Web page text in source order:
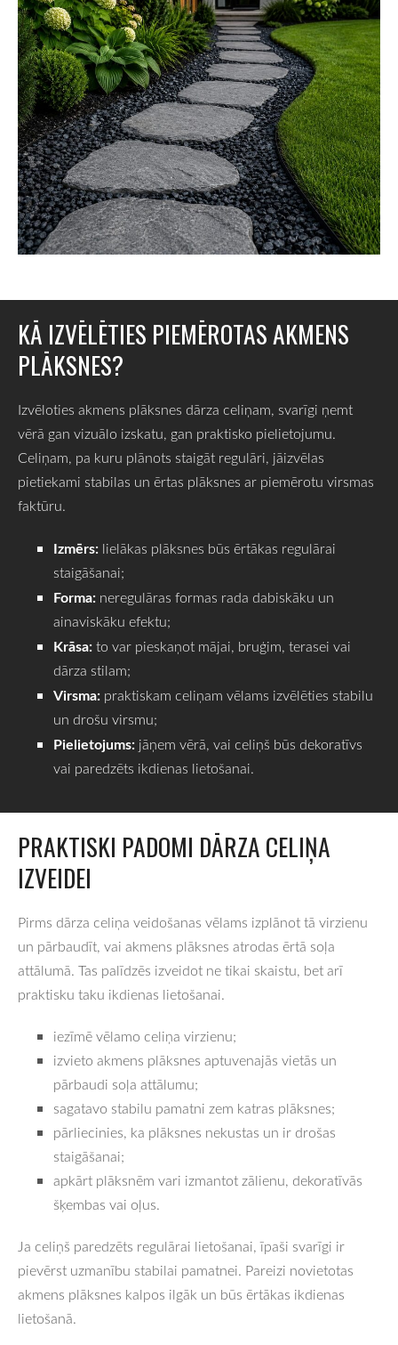
KĀ IZVĒLĒTIES PIEMĒROTAS AKMENS
PLĀKSNES?
Izvēloties akmens plāksnes dārza celiņam, svarīgi ņemt
vērā gan vizuālo izskatu, gan praktisko pielietojumu.
Celiņam, pa kuru plānots staigāt regulāri, jāizvēlas
pietiekami stabilas un ērtas plāksnes ar piemērotu virsmas
faktūru.
Izmērs: lielākas plāksnes būs ērtākas regulārai
staigāšanai;
Forma: neregulāras formas rada dabiskāku un
ainaviskāku efektu;
Krāsa:to var pieskaņot mājai, bruģim, terasei vai
dārza stilam;
Virsma: praktiskam celiņam vēlams izvēlēties stabilu
un drošu virsmu;
Pielietojums: jāņem vērā, vai celiņš būs dekoratīvs
vai paredzēts ikdienas lietošanai.
PRAKTISKI PADOMI DĀRZA CELIŅA
IZVEIDEI
Pirms dārza celiņa veidošanas vēlams izplānot tā virzienu
un pārbaudīt, vai akmens plāksnes atrodas ērtā soļa
attālumā. Tas palīdzēs izveidot ne tikai skaistu, bet arī
praktisku taku ikdienas lietošanai.
iezīmē vēlamo celiņa virzienu;
izvieto akmens plāksnes aptuvenajās vietās un
pārbaudi soļa attālumu;
sagatavo stabilu pamatni zem katras plāksnes;
pārliecinies, ka plāksnes nekustas un ir drošas
staigāšanai;
apkārt plāksnēm vari izmantot zālienu, dekoratīvās
šķembas vai oļus.
Ja celiņš paredzēts regulārai lietošanai, īpaši svarīgi ir
pievērst uzmanību stabilai pamatnei. Pareizi novietotas
akmens plāksnes kalpos ilgāk un būs ērtākas ikdienas
lietošanā.